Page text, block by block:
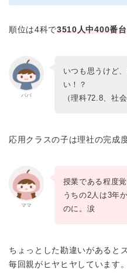
順位は4科で3510人中400番台
パパ
いつも思うけど
い！？
（理科72.8、社
応用クラスの子は理社の完成
ママ
授業である程度
うちの2人は3年
のに。涙
ちょっとした勘違いがあると
毎回親がヒヤヒヤしています。